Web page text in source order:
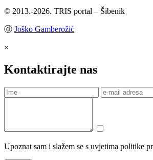
© 2013.-2026. TRIS portal – Šibenik
ⓓ Joško Gamberožić
×
Kontaktirajte nas
Upoznat sam i slažem se s uvjetima politike